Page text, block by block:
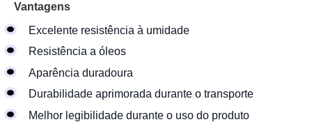
Vantagens
Excelente resistência à umidade
Resistência a óleos
Aparência duradoura
Durabilidade aprimorada durante o transporte
Melhor legibilidade durante o uso do produto